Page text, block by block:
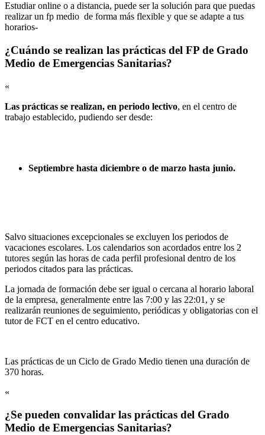
Estudiar online o a distancia, puede ser la solución para que puedas
realizar un fp medio de forma más flexible y que se adapte a tus
horarios-
¿Cuándo se realizan las prácticas del FP de Grado
Medio de Emergencias Sanitarias?
«
Las prácticas se realizan, en periodo lectivo, en el centro de
trabajo establecido, pudiendo ser desde:
Septiembre hasta diciembre o de marzo hasta junio.
Salvo situaciones excepcionales se excluyen los periodos de
vacaciones escolares. Los calendarios son acordados entre los 2
tutores según las horas de cada perfil profesional dentro de los
periodos citados para las prácticas.
La jornada de formación debe ser igual o cercana al horario laboral
de la empresa, generalmente entre las 7:00 y las 22:01, y se
realizarán reuniones de seguimiento, periódicas y obligatorias con el
tutor de FCT en el centro educativo.
Las prácticas de un Ciclo de Grado Medio tienen una duración de
370 horas.
«
¿Se pueden convalidar las prácticas del Grado
Medio de Emergencias Sanitarias?